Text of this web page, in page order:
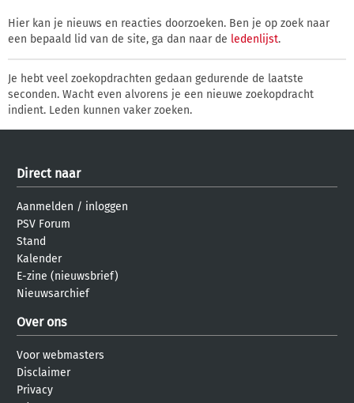
Hier kan je nieuws en reacties doorzoeken. Ben je op zoek naar
een bepaald lid van de site, ga dan naar de ledenlijst.
Je hebt veel zoekopdrachten gedaan gedurende de laatste
seconden. Wacht even alvorens je een nieuwe zoekopdracht
indient. Leden kunnen vaker zoeken.
Direct naar
Aanmelden / inloggen
PSV Forum
Stand
Kalender
E-zine (nieuwsbrief)
Nieuwsarchief
Over ons
Voor webmasters
Disclaimer
Privacy